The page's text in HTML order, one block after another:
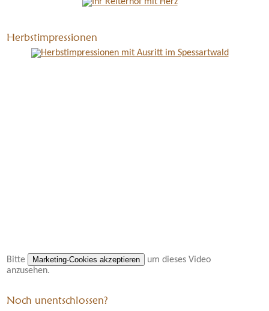
Herbstimpressionen
Bitte Marketing-Cookies akzeptieren
um dieses Video
anzusehen.
Noch unentschlossen?